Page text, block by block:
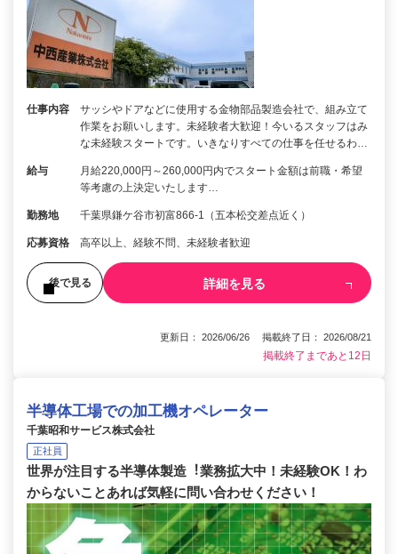
仕事内容
サッシやドアなどに使用する金物部品製造会社で、組み立て
作業をお願いします。未経験者大歓迎！今いるスタッフはみ
な未経験スタートです。いきなりすべての仕事を任せるわ…
給与
月給220,000円～260,000円内でスタート金額は前職・希望
等考慮の上決定いたします…
勤務地 千葉県鎌ケ谷市初富866-1（五本松交差点近く）
応募資格 高卒以上、経験不問、未経験者歓迎
後で見る 詳細を見る
更新日： 2026/06/26 掲載終了日： 2026/08/21
掲載終了まであと12日
半導体工場での加工機オペレーター
千葉昭和サービス株式会社
正社員
世界が注⽬する半導体製造︕業務拡⼤中！未経験OK！わ
からないことあれば気軽に問い合わせください！